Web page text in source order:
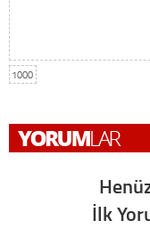
1000
İlk